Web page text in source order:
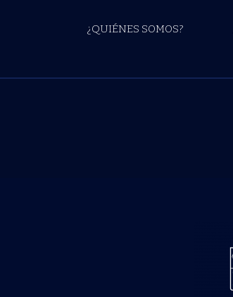
¿QUIÉNES SOMOS?